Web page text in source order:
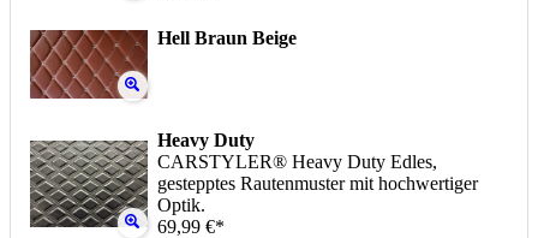
Hell Braun Beige
Heavy Duty
CARSTYLER® Heavy Duty Edles,
gestepptes Rautenmuster mit hochwertiger
Optik.
69,99 €*